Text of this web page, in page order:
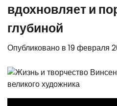
вдохновляет и
глубиной
Опубликовано в 19 февраля